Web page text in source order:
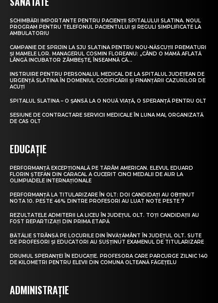
SCHIMBĂRI IMPORTANTE PENTRU PACIENȚII SPITALULUI SLATINA. NOUL
PROGRAM PENTRU TELEFONUL PACIENTULUI ȘI REGULI SIMPLIFICATE LA
AMBULATORIU
CAMPANIE DE SPRIJIN LA SJU SLATINA PENTRU NOU-NĂSCUȚII PREMATURI
ȘI MAMELE LOR. MANAGERUL COSMIN FLOREANU: „CÂND O MAMĂ AFLATĂ
LÂNGĂ INCUBATOR ZÂMBEȘTE, ÎNSEAMNĂ CĂ...
INSTRUIRE PENTRU PERSONALUL MEDICAL DE LA SPITALUL JUDEȚEAN DE
URGENȚĂ SLATINA ÎN DOMENIUL CODIFICĂRII ȘI FINANȚĂRII CAZURILOR DE
ACUȚI
SPITALUL SLATINA – O ȘANSĂ LA O NOUĂ VIAȚĂ, O SPERANȚĂ PENTRU OLT
SESIUNE DE CONTRACTARE SERVICII MEDICALE ÎN LUNA MAI, ORGANIZATĂ
DE CAS OLT
EDUCAȚIE
PERFORMANȚĂ EXCEPȚIONALĂ PE TĂRÂM AMERICAN. ELEVUL EDUARD
FLORIN ȘTEFAN DIN CARACAL A CUCERIT CINCI MEDALII DE AUR LA
OLIMPIADELE INTERNAȚIONALE
PERFORMANȚĂ LA TITULARIZARE ÎN OLT: DOI CANDIDAȚI AU OBȚINUT
NOTA 10. PESTE 46% DINTRE PROFESORI AU LUAT NOTE PESTE 7
REZULTATELE ADMITERII LA LICEU ÎN JUDEȚUL OLT. TOȚI CANDIDAȚII AU
FOST REPARTIZAȚI DIN PRIMA ETAPĂ
BĂTĂLIE STRÂNSĂ PE LOCURILE DIN ÎNVĂȚĂMÂNT ÎN JUDEȚUL OLT. SUTE
DE PROFESORI ȘI EDUCATORI AU SUSȚINUT EXAMENUL DE TITULARIZARE
DRUMUL SPERANȚEI ÎN EDUCAȚIE. PROFESORA CARE PARCURGE ZILNIC 140
DE KILOMETRI PENTRU ELEVII DIN COMUNA OLTEANĂ FĂGEȚELU
ADMINISTRAȚIE